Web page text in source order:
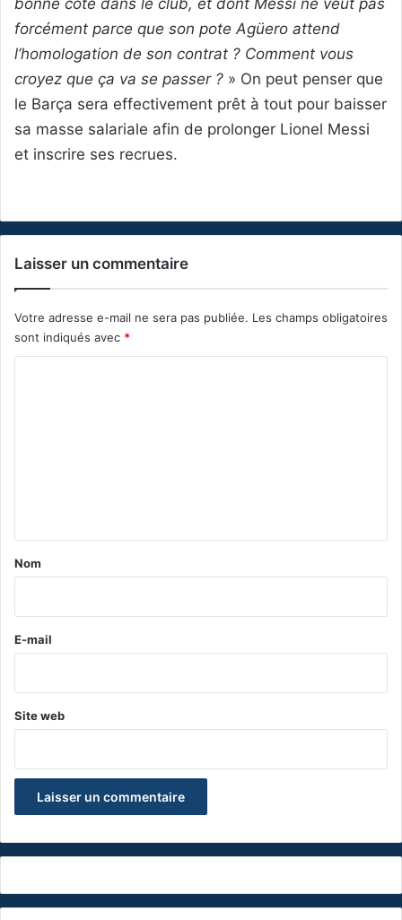
bonne cote dans le club, et dont Messi ne veut pas
forcément parce que son pote Agüero attend
l’homologation de son contrat ? Comment vous
croyez que ça va se passer ? » On peut penser que
le Barça sera effectivement prêt à tout pour baisser
sa masse salariale afin de prolonger Lionel Messi
et inscrire ses recrues.
Laisser un commentaire
Votre adresse e-mail ne sera pas publiée. Les champs obligatoires
sont indiqués avec *
a
e
Nom
E-mail
Site web